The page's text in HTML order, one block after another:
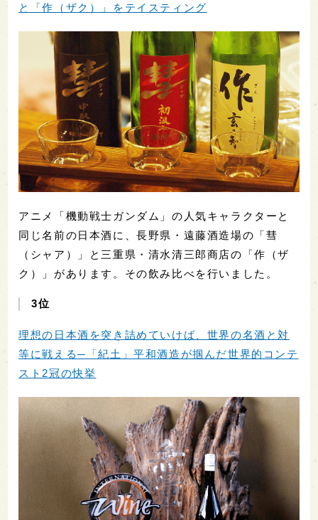
と「作（ザク）」をテイスティング
アニメ「機動戦士ガンダム」の人気キャラクターと
同じ名前の日本酒に、長野県・遠藤酒造場の「彗
（シャア）」と三重県・清水清三郎商店の「作（ザ
ク）」があります。その飲み比べを行いました。
3位
理想の日本酒を突き詰めていけば、世界の名酒と対
等に戦える─「紀土」平和酒造が掴んだ世界的コンテ
スト2冠の快挙